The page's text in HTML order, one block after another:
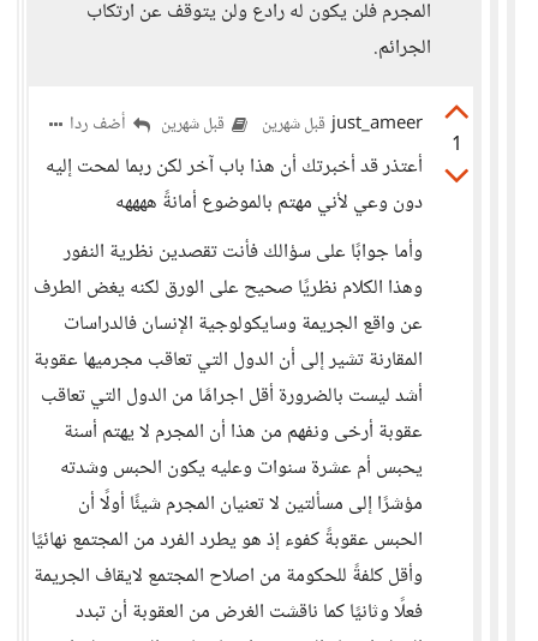
المجرم فلن يكون له رادع ولن يتوقف عن ارتكاب
الجرائم.
1
just_ameer قبل شهرين قبل شهرين أضف ردا
أعتذر قد أخبرتك أن هذا باب آخر لكن ربما لمحت إليه
دون وعي لأني مهتم بالموضوع أمانةً ههههه
وأما جوابًا على سؤالك فأنت تقصدين نظرية النفور
وهذا الكلام نظريًا صحيح على الورق لكنه يغض الطرف
عن واقع الجريمة وسايكولوجية الإنسان فالدراسات
المقارنة تشير إلى أن الدول التي تعاقب مجرميها عقوبة
أشد ليست بالضرورة أقل اجرامًا من الدول التي تعاقب
عقوبة أرخى ونفهم من هذا أن المجرم لا يهتم أسنة
يحبس أم عشرة سنوات وعليه يكون الحبس وشدته
مؤشرًا إلى مسألتين لا تعنيان المجرم شيئًا أولًا أن
الحبس عقوبةً كفوء إذ هو يطرد الفرد من المجتمع نهائيًا
وأقل كلفةً للحكومة من اصلاح المجتمع لايقاف الجريمة
فعلًا وثانيًا كما ناقشت الغرض من العقوبة أن تبدد